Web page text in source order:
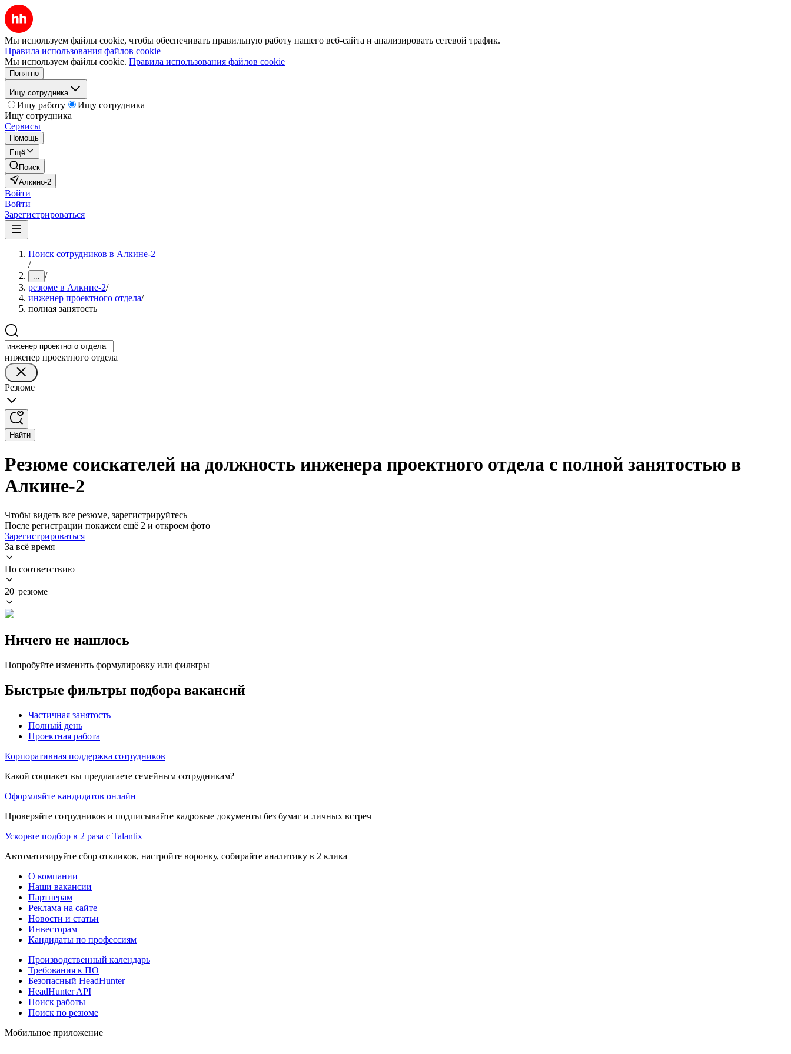
Мы используем файлы cookie, чтобы обеспечивать правильную работу нашего веб-сайта и анализировать сетевой трафик.
Правила использования файлов cookie
Мы используем файлы cookie. Правила использования файлов cookie
Понятно
Ищу сотрудника
Ищу работу
Ищу сотрудника
Ищу сотрудника
Сервисы
Помощь
Ещё
Поиск
Алкино-2
Войти
Войти
Зарегистрироваться
Поиск сотрудников в Алкине-2
/
... /
резюме в Алкине-2/
инженер проектного отдела/
полная занятость
инженер проектного отдела
Резюме
Найти
Резюме соискателей на должность инженера проектного отдела с полной занятостью в
Алкине-2
Чтобы видеть все резюме, зарегистрируйтесь
После регистрации покажем ещё 2 и откроем фото
Зарегистрироваться
За всё время
По соответствию
20 резюме
Ничего не нашлось
Попробуйте изменить формулировку или фильтры
Быстрые фильтры подбора вакансий
Частичная занятость
Полный день
Проектная работа
Корпоративная поддержка сотрудников
Какой соцпакет вы предлагаете семейным сотрудникам?
Оформляйте кандидатов онлайн
Проверяйте сотрудников и подписывайте кадровые документы без бумаг и личных встреч
Ускорьте подбор в 2 раза с Talantix
Автоматизируйте сбор откликов, настройте воронку, собирайте аналитику в 2 клика
О компании
Наши вакансии
Партнерам
Реклама на сайте
Новости и статьи
Инвесторам
Кандидаты по профессиям
Производственный календарь
Требования к ПО
Безопасный HeadHunter
HeadHunter API
Поиск работы
Поиск по резюме
Мобильное приложение